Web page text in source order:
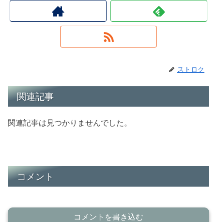
ストロク
関連記事
関連記事は見つかりませんでした。
コメント
コメントを書き込む